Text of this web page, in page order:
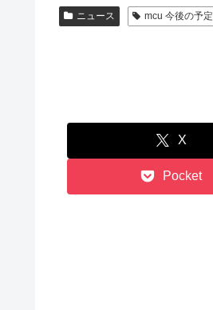
ニュース mcu 今後の予定
X
Pocket